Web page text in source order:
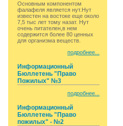
Основным компонентом
фалафеля является нут.Нут
известен на востоке еще около
7,5 тыс лет тому назат. Нут
очень питателен,в нем
содержится более 80 ценных
для организма веществ.
подробнее...
Информационный
Бюллетень "Право
Пожилых" №3
подробнее...
Информационный
Бюллетень "Право
пожилых" - №2